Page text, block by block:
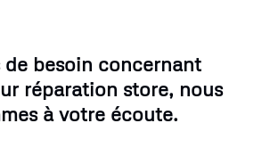
de besoin concernant
réparation store, nous
à votre écoute.